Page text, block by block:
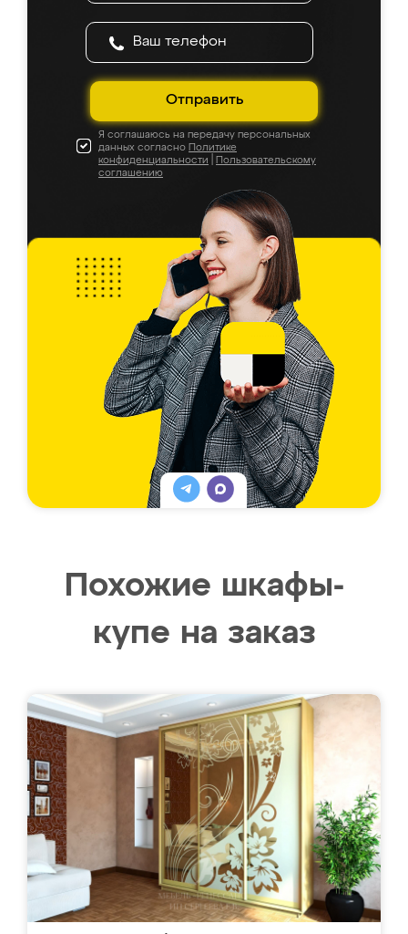
Отправить
Я соглашаюсь на передачу персональных
данных согласно Политике
конфиденциальности
Пользовательскому
соглашению
Похожие шкафы-
купе на заказ